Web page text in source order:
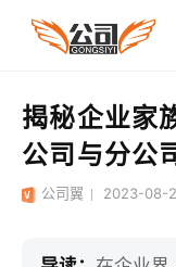
揭秘企业家
公司与分公
公司翼 2023-08-